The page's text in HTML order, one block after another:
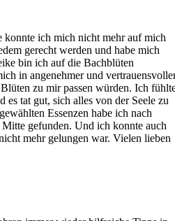
konnte ich mich nicht mehr auf mich
gerecht werden und habe mich
bin ich auf die Bachblüten
in angenehmer und
zu mir passen würden. Ich
es tat gut, sich alles von der Seele zu
Essenzen habe ich nach
gefunden. Und ich konnte auch
mehr gelungen war. Vielen lieben